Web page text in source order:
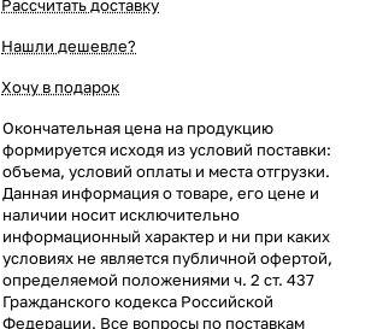
Рассчитать доставку
Нашли дешевле?
Хочу в подарок
Окончательная цена на продукцию
формируется исходя из условий поставки:
объема, условий оплаты и места отгрузки.
Данная информация о товаре, его цене и
наличии носит исключительно
информационный характер и ни при каких
условиях не является публичной офертой,
определяемой положениями ч. 2 ст. 437
Гражданского кодекса Российской
Федерации. Все вопросы по поставкам